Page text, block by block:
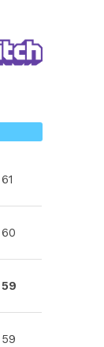
61
60
59
59